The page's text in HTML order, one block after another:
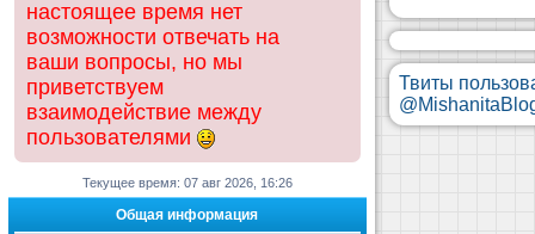
настоящее время нет
возможности отвечать на
ваши вопросы, но мы
приветствуем
взаимодействие между
пользователями
Текущее время: 07 авг 2026, 16:26
Общая информация
Твиты